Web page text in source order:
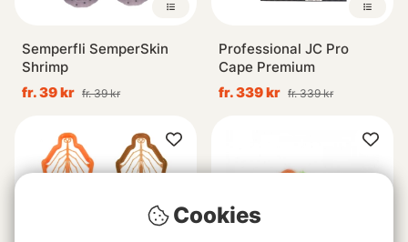
Semperfli SemperSkin
Shrimp
fr. 39 kr fr. 39 kr
Professional JC Pro
Cape Premium
fr. 339 kr fr. 339 kr
Cookies